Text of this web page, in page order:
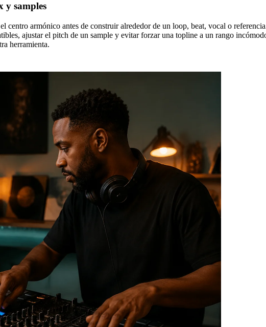
y samples
centro armónico antes de construir alrededor de un loop, beat, vocal o
ajustar el pitch de un sample y evitar forzar una topline a un rango
herramienta.